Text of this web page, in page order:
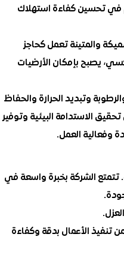
في تحسين كفاءة استهلاك
والمتينة تعمل كحاجز
يصبح بإمكان الأرضيات
وتبديد الحرارة والحفاظ
الاستدامة البيئية وتوفير
وفعالية العمل.
الشركة بخبرة واسعة في
تنفيذ الأعمال بدقة وكفاءة